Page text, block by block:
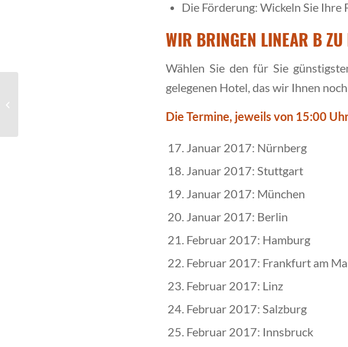
Die Förderung: Wickeln Sie Ihre
WIR BRINGEN LINEAR B
Wählen Sie den für Sie
gelegenen Hotel, das wir Ihnen
Die Termine, jeweils von 15:00
Januar 2017: Nürnberg
Januar 2017: Stuttgart
Januar 2017: München
Januar 2017: Berlin
Februar 2017: Hamburg
Februar 2017: Frankfurt am
Februar 2017: Linz
Februar 2017: Salzburg
Februar 2017: Innsbruck